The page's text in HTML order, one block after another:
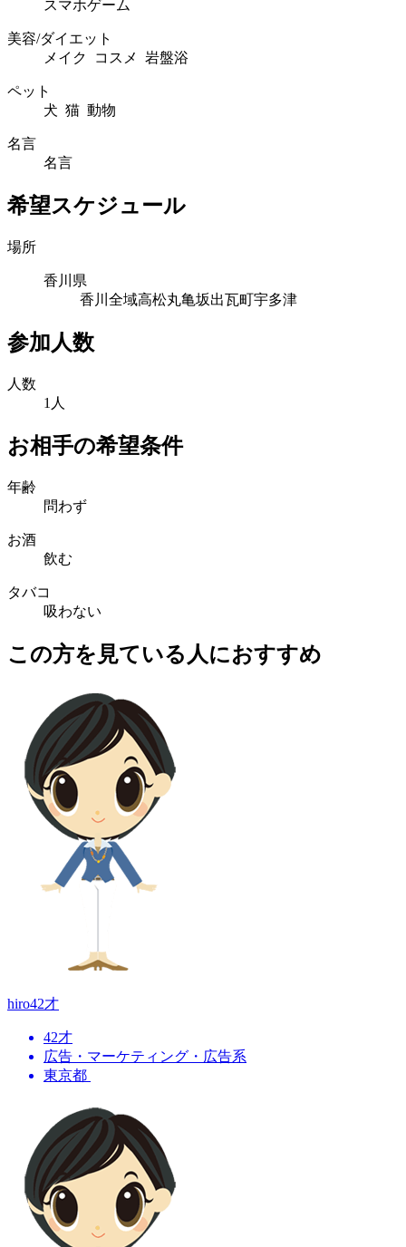
スマホゲーム
美容/ダイエット
メイク コスメ 岩盤浴
ペット
犬 猫 動物
名言
名言
希望スケジュール
場所
香川県
香川全域高松丸亀坂出瓦町宇多津
参加人数
人数
1人
お相手の希望条件
年齢
問わず
お酒
飲む
タバコ
吸わない
この方を見ている人におすすめ
hiro42才
42才
広告・マーケティング・広告系
東京都